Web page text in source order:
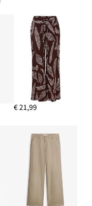
€ 21,99